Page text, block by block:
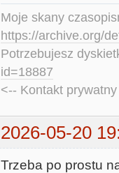
Moje skany
https://archive.org/
Potrzebujesz
id=18887
<-- Kontakt
2026-05-20
Trzeba po prostu